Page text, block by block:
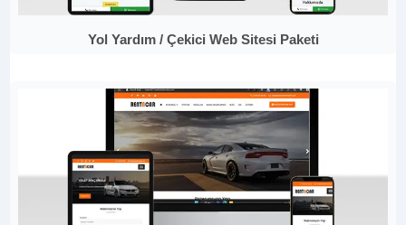
Yol Yardım / Çekici Web Sitesi Paketi